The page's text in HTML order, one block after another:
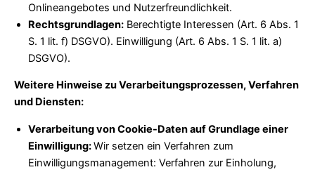
Onlineangebotes und Nutzerfreundlichkeit.
Rechtsgrundlagen: Berechtigte Interessen (Art. 6 Abs. 1
S. 1 lit. f) DSGVO). Einwilligung (Art. 6 Abs. 1 S. 1 lit. a)
DSGVO).
Weitere Hinweise zu Verarbeitungsprozessen, Verfahren
und Diensten:
Verarbeitung von Cookie-Daten auf Grundlage einer
Einwilligung:Wir setzen ein Verfahren zum
Einwilligungsmanagement: Verfahren zur Einholung,